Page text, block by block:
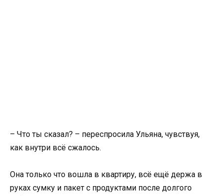
– Что ты сказал? – переспросила Ульяна, чувствуя,
как внутри всё сжалось.
Она только что вошла в квартиру, всё ещё держа в
руках сумку и пакет с продуктами после долгого